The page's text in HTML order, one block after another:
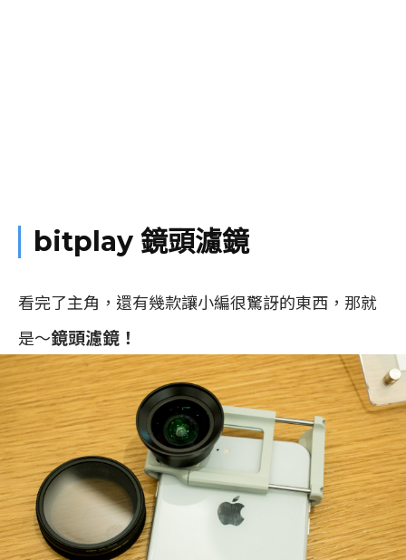
bitplay 鏡頭濾鏡
看完了主角，還有幾款讓小編很驚訝的東西，那就
是～鏡頭濾鏡！